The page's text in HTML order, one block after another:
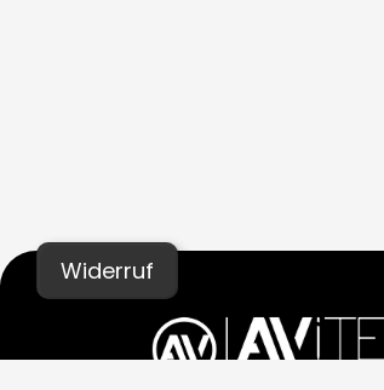
Widerruf